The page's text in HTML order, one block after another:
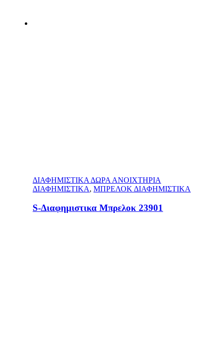
ΔΙΑΦΗΜΙΣΤΙΚΑ ΔΩΡΑ ΑΝΟΙΧΤΗΡΙΑ
ΔΙΑΦΗΜΙΣΤΙΚΑ,ΜΠΡΕΛΟΚ ΔΙΑΦΗΜΙΣΤΙΚΑ
S-Διαφημιστικα Μπρελοκ 23901